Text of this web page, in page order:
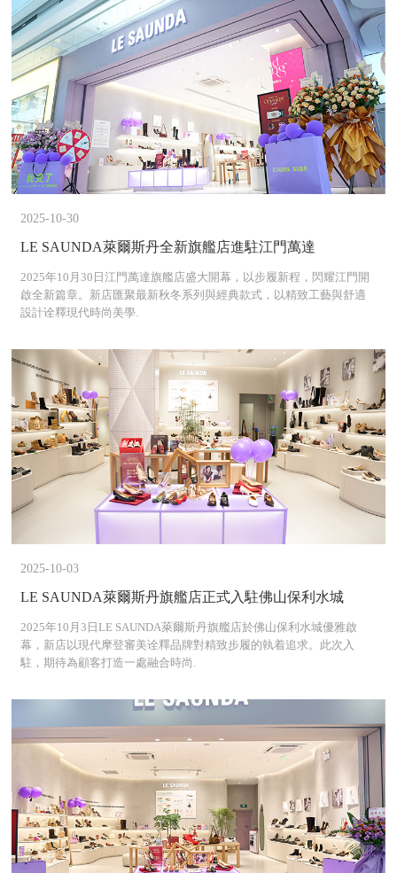
2025-10-30
LE SAUNDA萊爾斯丹全新旗艦店進駐江門萬達
2025年10月30日江門萬達旗艦店盛大開幕，以步履新程，閃耀江門開
啟全新篇章。新店匯聚最新秋冬系列與經典款式，以精致工藝與舒適
設計诠釋現代時尚美學.
2025-10-03
LE SAUNDA萊爾斯丹旗艦店正式入駐佛山保利水城
2025年10月3日LE SAUNDA萊爾斯丹旗艦店於佛山保利水城優雅啟
幕，新店以現代摩登審美诠釋品牌對精致步履的執着追求。此次入
駐，期待為顧客打造一處融合時尚.